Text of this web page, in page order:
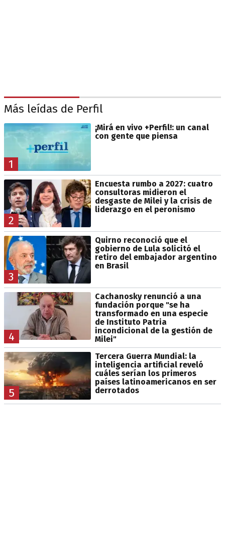
Más leídas de Perfil
1
¡Mirá en vivo +Perfil!: un canal
con gente que piensa
2
Encuesta rumbo a 2027: cuatro
consultoras midieron el
desgaste de Milei y la crisis de
liderazgo en el peronismo
3
Quirno reconoció que el
gobierno de Lula solicitó el
retiro del embajador argentino
en Brasil
4
Cachanosky renunció a una
fundación porque "se ha
transformado en una especie
de Instituto Patria
incondicional de la gestión de
Milei"
5
Tercera Guerra Mundial: la
inteligencia artificial reveló
cuáles serían los primeros
países latinoamericanos en ser
derrotados